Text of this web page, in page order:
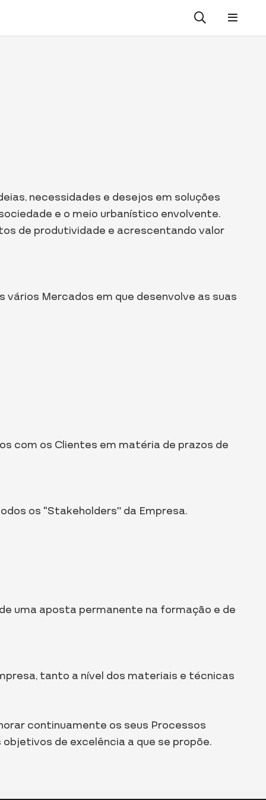
necessidades e desejos em soluções
e o meio urbanístico envolvente.
de produtividade e acrescentando valor
Mercados em que desenvolve as suas
com os Clientes em matéria de prazos de
os “Stakeholders” da Empresa.
uma aposta permanente na formação e de
tanto a nível dos materiais e técnicas
continuamente os seus Processos
de excelência a que se propõe.